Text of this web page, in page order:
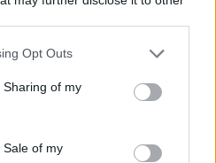
app uses one or more Google
behaviour. You may click to
and its third-party tags to
purposes in below Google
Opt Outs
of my
of my
del CEV
fino al 2028 e